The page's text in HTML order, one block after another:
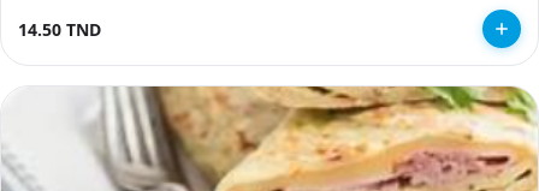
14.50 TND